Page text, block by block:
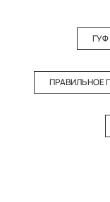
ГУФ
ПРАВИЛЬНОЕ